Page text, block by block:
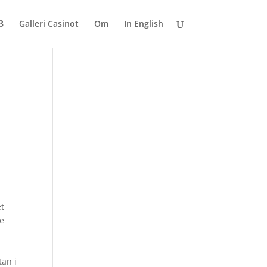
Galleri Casinot Om In English
i